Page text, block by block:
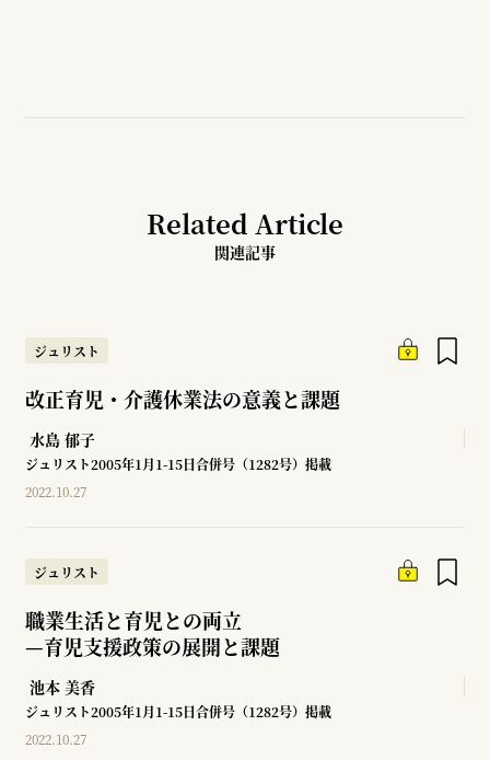
Related Article
関連記事
ジュリスト
改正育児・介護休業法の意義と課題
水島 郁子
ジュリスト2005年1月1-15日合併号（1282号）掲載
2022.10.27
ジュリスト
職業生活と育児との両立
—育児支援政策の展開と課題
池本 美香
ジュリスト2005年1月1-15日合併号（1282号）掲載
2022.10.27